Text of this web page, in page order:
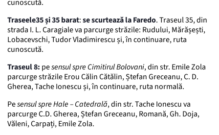
cunoscută.
Traseele35 și 35 barat:se scurtează la Faredo. Traseul 35, din
strada I. L. Caragiale va parcurge străzile: Rudului, Mărășești,
Lobacevschi, Tudor Vladimirescu și, în continuare, ruta
cunoscută.
Traseul 8: pesensul spre Cimitirul Bolovani, din str. Emile Zola
parcurge străzile Erou Călin Cătălin, Ștefan Greceanu, C. D.
Gherea, Tache Ionescu și, în continuare, ruta normală.
Pesensul spre Hale – Catedrală, din str. Tache Ionescu va
parcurge C.D. Gherea, Ștefan Greceanu, Romană, Gh. Doja,
Văleni, Carpați, Emile Zola.